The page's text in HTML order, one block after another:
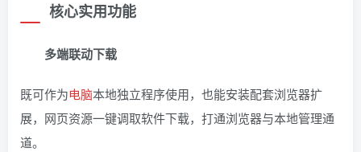
核心实用功能
多端联动下载
既可作为电脑本地独立程序使用，也能安装配套浏览器扩
展，网页资源一键调取软件下载，打通浏览器与本地管理通
道。